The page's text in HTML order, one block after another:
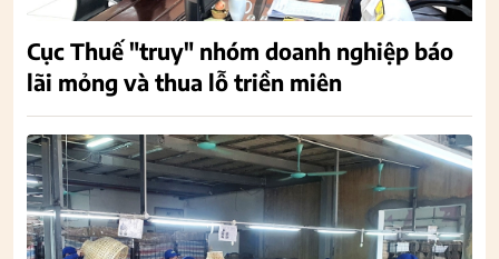
Cục Thuế "truy" nhóm doanh nghiệp báo
lãi mỏng và thua lỗ triền miên